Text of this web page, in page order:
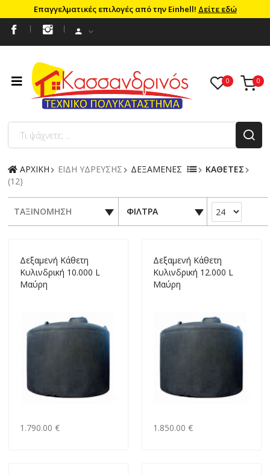
Επαγγελματικές επιλογές από την Einhell! Δείτε εδώ
ΑΡΧΙΚΗ ΕΙΔΗ ΥΔΡΕΥΣΗΣ ΔΕΞΑΜΕΝΕΣ
ΚΑΘΕΤΕΣ
(12)
ΤΑΞΙΝΟΜΗΣΗ ΦΙΛΤΡΑ
Δεξαμενή Kάθετη
Κυλινδρική 10.000 L
Μαύρη
1.790.00 €
Δεξαμενή Kάθετη
Κυλινδρική 12.000 L
Μαύρη
1.850.00 €